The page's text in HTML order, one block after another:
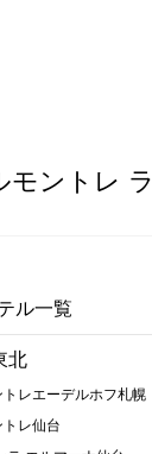
モントレ
ル一覧
北
レエーデルホフ札幌
レ仙台